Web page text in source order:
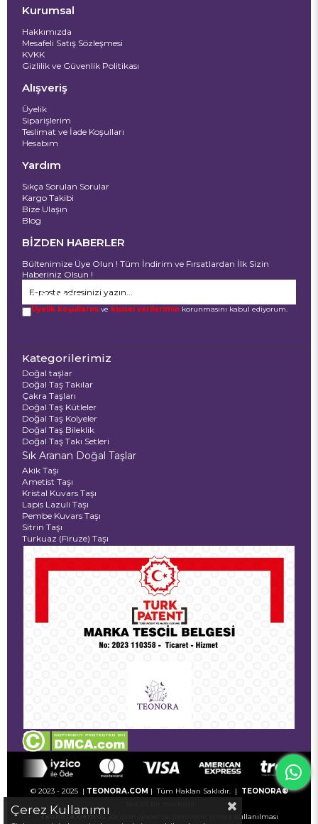
Kurumsal
Hakkımızda
Mesafeli Satış Sözleşmesi
KVKK
Gizlilik ve Güvenlik Politikası
Alışveriş
Üyelik
Siparişlerim
Teslimat ve İade Koşulları
Hesabım
Yardım
Sıkça Sorulan Sorular
Kargo Takibi
Bize Ulaşın
Blog
BİZDEN HABERLER
Bültenimize Üye Olun ! Tüm İndirim ve Fırsatlardan İlk Sizin
Haberiniz Olsun !
GÖNDER
Üyelik koşullarını ve kişisel verilerimin korunmasını kabul ediyorum.
Kategorilerimiz
Doğal taşlar
Doğal Taş Takılar
Çakra Taşları
Doğal Taş Kütleler
Doğal Taş Kolyeler
Doğal Taş Bileklik
Doğal Taş Takı Setleri
Sık Aranan Doğal Taşlar
Akik Taşı
Ametist Taşı
Kristal Kuvars Taşı
Lapis Lazuli Taşı
Pembe Kuvars Taşı
Sitrin Taşı
Turkuaz (Firuze) Taşı
© 2023 - 2025 | TEONORA.COM | Tüm Hakları Saklıdır. |
TEONORA®
Teonora.com 'da yer alan görsel ve içeriklerin izinsiz kullanılması
Çerez Kullanımı